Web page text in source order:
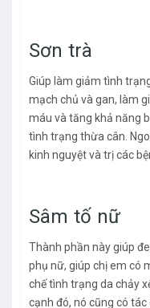
Sơn trà
Giúp làm giảm tình
mạch chủ và gan, làm
máu và tăng khả năng
tình trạng thừa cân.
kinh nguyệt và trị các
Sâm tố nữ
Thành phần này giúp
phụ nữ, giúp chị em có
chế tình trạng da chảy
cạnh đó, nó cũng có